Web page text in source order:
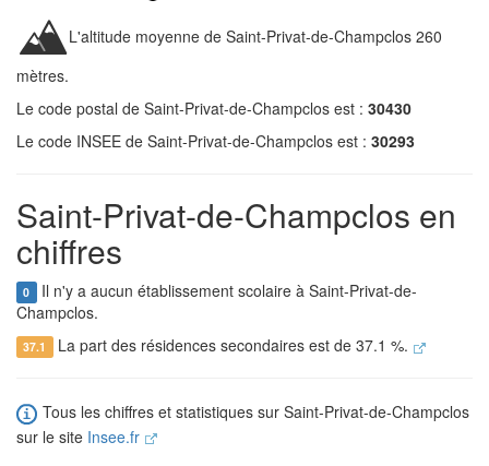
L'altitude moyenne de Saint-Privat-de-Champclos 260
mètres.
Le code postal de Saint-Privat-de-Champclos est : 30430
Le code INSEE de Saint-Privat-de-Champclos est : 30293
Saint-Privat-de-Champclos en
chiffres
0 Il n'y a aucun établissement scolaire à Saint-Privat-de-
Champclos.
37.1 La part des résidences secondaires est de 37.1 %.
Tous les chiffres et statistiques sur Saint-Privat-de-Champclos
sur le site Insee.fr